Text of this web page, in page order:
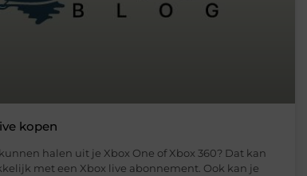
kopen
halen uit je Xbox One of Xbox 360? Dat kan
met een Xbox live abonnement. Ook kan je